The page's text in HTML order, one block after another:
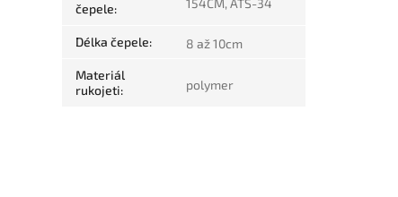
čepele: 154CM, ATS-34
Délka čepele: 8 až 10cm
Materiál
rukojeti: polymer